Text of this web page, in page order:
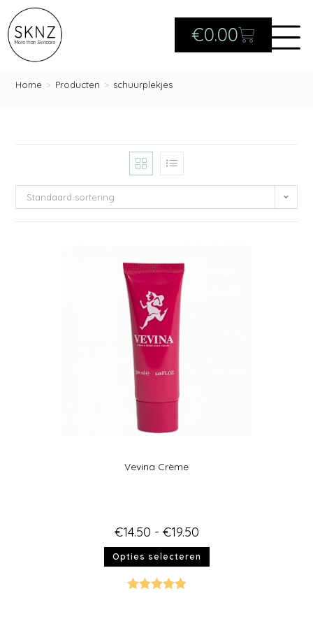
€0.00
Home > Producten > schuurplekjes
Standaard sortering
Vevina Crème
€14.50 - €19.50
Opties selecteren